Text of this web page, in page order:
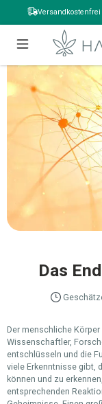
springenVersandkostenfrei
Das
Der menschliche Körper
Wissenschaftler,
entschlüsseln und die
viele Erkenntnisse gibt,
können und zu
entsprechenden